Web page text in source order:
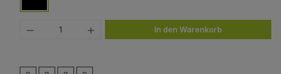
Produkt Anzahl: Gib den gewünschten Wert
In den Warenkorb